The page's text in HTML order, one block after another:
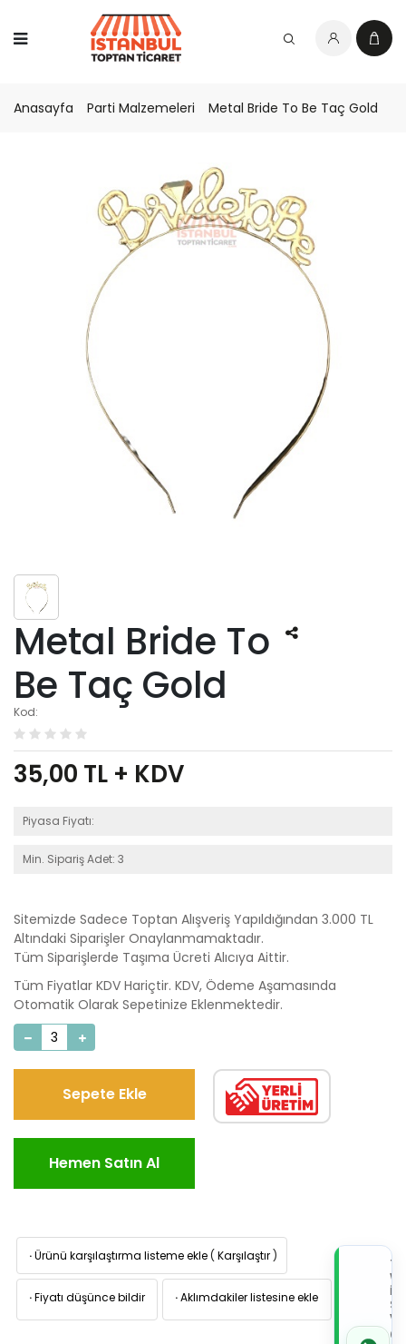
Anasayfa Parti Malzemeleri Metal Bride To Be Taç Gold
Metal Bride To
Be Taç Gold
Kod:
35,00 TL + KDV
Piyasa Fiyatı:
Min. Sipariş Adet: 3
Sitemizde Sadece Toptan Alışveriş Yapıldığından 3.000 TL
Altındaki Siparişler Onaylanmamaktadır.
Tüm Siparişlerde Taşıma Ücreti Alıcıya Aittir.
Tüm Fiyatlar KDV Hariçtir. KDV, Ödeme Aşamasında
Otomatik Olarak Sepetinize Eklenmektedir.
Sepete Ekle
Hemen Satın Al
·Ürünü karşılaştırma listeme ekle ( Karşılaştır )
·Fiyatı düşünce bildir ·Aklımdakiler listesine ekle
İLE